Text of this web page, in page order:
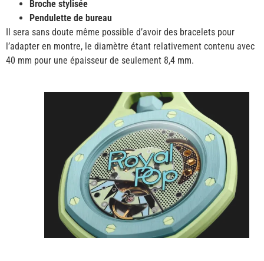
Broche stylisée
Pendulette de bureau
Il sera sans doute même possible d’avoir des bracelets pour
l’adapter en montre, le diamètre étant relativement contenu avec
40 mm pour une épaisseur de seulement 8,4 mm.